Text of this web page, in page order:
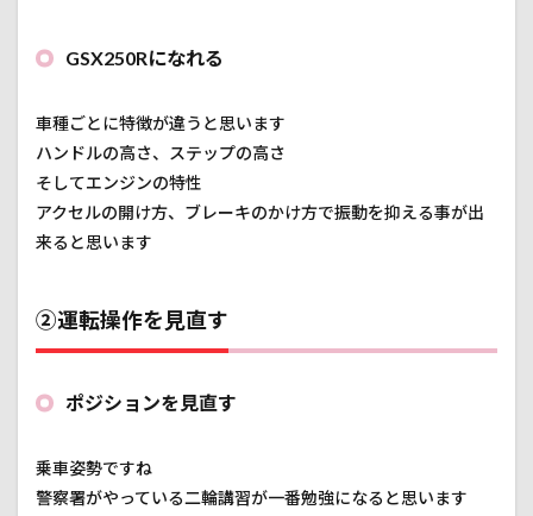
GSX250Rになれる
車種ごとに特徴が違うと思います
ハンドルの高さ、ステップの高さ
そしてエンジンの特性
アクセルの開け方、ブレーキのかけ方で振動を抑える事が出
来ると思います
②運転操作を見直す
ポジションを見直す
乗車姿勢ですね
警察署がやっている二輪講習が一番勉強になると思います